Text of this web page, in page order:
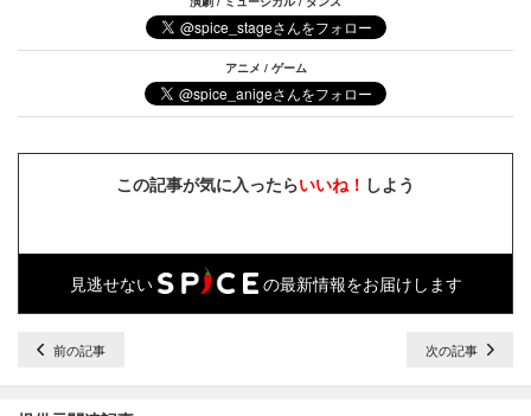
アニメ / ゲーム
この記事が気に入ったらいいね！ しよう
見逃せない の最新情報をお届けします
前の記事 次の記事